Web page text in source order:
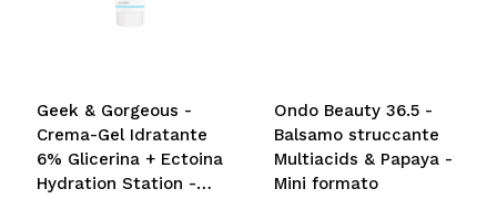
Geek & Gorgeous -
Crema-Gel Idratante
6% Glicerina + Ectoina
Hydration Station -
Ondo Beauty 36.5 -
Balsamo struccante
Multiacids & Papaya -
Mini formato